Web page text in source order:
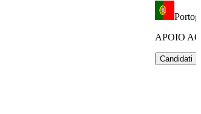
APOIO
Candidati